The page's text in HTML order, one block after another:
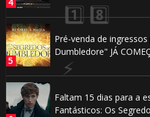
Pré-venda de
Dumbledore" JÁ
Faltam 15 dias para a
Fantásticos: Os
⚡
🎈